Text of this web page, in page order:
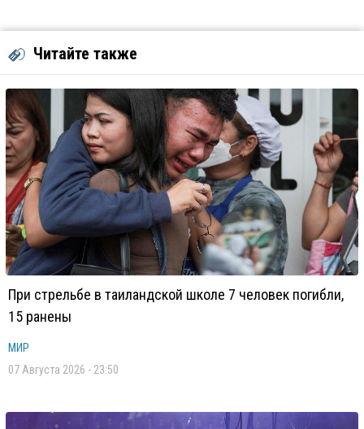
Читайте также
При стрельбе в таиландской школе 7 человек погибли,
15 ранены
МИР
07 Августа 2026 - 23:50